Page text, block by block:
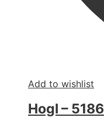
Add to wishlist
Hogl – 5186